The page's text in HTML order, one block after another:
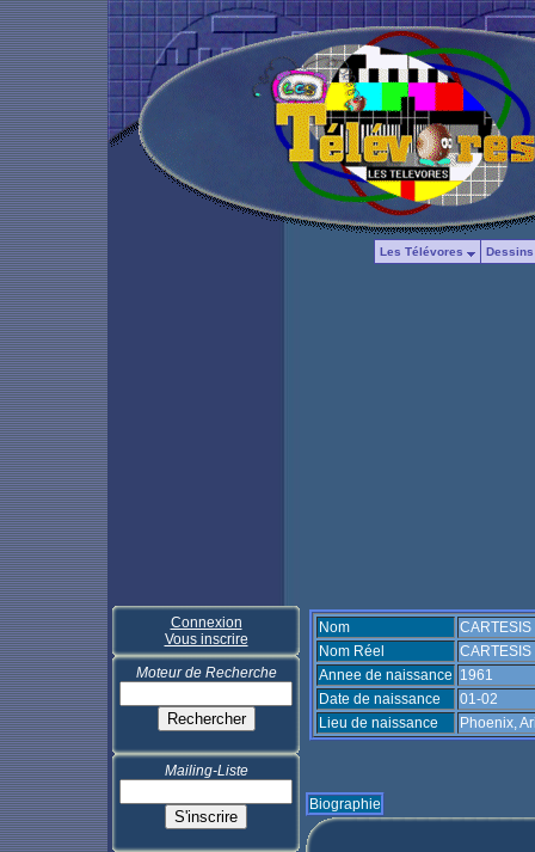
Les Télévores
Connexion
Vous inscrire
Moteur de Recherche
Mailing-Liste
Nom
Nom Réel
Annee de naissance 1961
Date de naissance
01-02
Lieu de naissance
Phoenix,
Biographie